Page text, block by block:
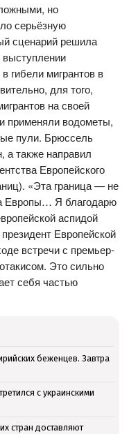
но
серьёзную
сценарий решила
гибели мигрантов в
для того,
на своей
применяли водометы,
пули. Брюссель
а также направил
Европейского
«Эта граница — не
Европы… Я благодарю
аспидой
Европейской
встречи с премьер-
Это сильно
себя частью
беженцев. Завтра
с украинскими
стран доставляют